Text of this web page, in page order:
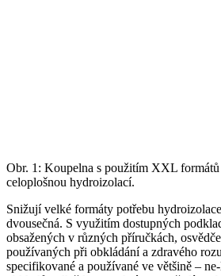
Obr. 1: Koupelna s použitím XXL formátů
celoplošnou hydroizolací.
Snižují velké formáty potřebu
dvousečná. S využitím dostupných
obsažených v různých příručkách,
používaných při obkládání a zdravého
specifikované a používané ve většině –